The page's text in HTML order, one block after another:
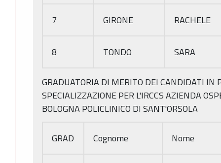
7 GIRONE RACHELE
8 TONDO SARA
GRADUATORIA DI MERITO DEI CANDIDATI IN
SPECIALIZZAZIONE PER L'IRCCS AZIENDA
BOLOGNA POLICLINICO DI SANT'ORSOLA
GRAD Cognome Nome